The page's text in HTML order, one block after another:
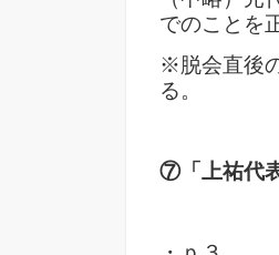
でのことを
※脱会直後
る。
⑦「上祐代